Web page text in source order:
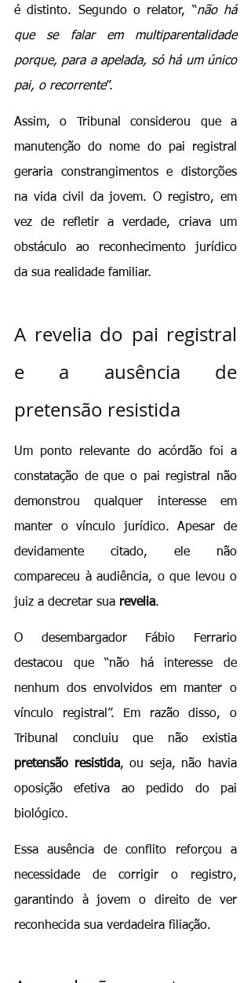
é distinto. Segundo o relator, “não há
que se falar em multiparentalidade
porque, para a apelada, só há um único
pai, o recorrente”.
Assim, o Tribunal considerou que a
manutenção do nome do pai registral
geraria constrangimentos e distorções
na vida civil da jovem. O registro, em
vez de refletir a verdade, criava um
obstáculo ao reconhecimento jurídico
da sua realidade familiar.
A revelia do pai registral
e a ausência de
pretensão resistida
Um ponto relevante do acórdão foi a
constatação de que o pai registral não
demonstrou qualquer interesse em
manter o vínculo jurídico. Apesar de
devidamente citado, ele não
compareceu à audiência, o que levou o
juiz a decretar sua revelia.
O desembargador Fábio Ferrario
destacou que “não há interesse de
nenhum dos envolvidos em manter o
vínculo registral”. Em razão disso, o
pretensão resistida, ou seja, não havia
oposição efetiva ao pedido do pai
biológico.
Essa ausência de conflito reforçou a
necessidade de corrigir o registro,
garantindo à jovem o direito de ver
reconhecida sua verdadeira filiação.